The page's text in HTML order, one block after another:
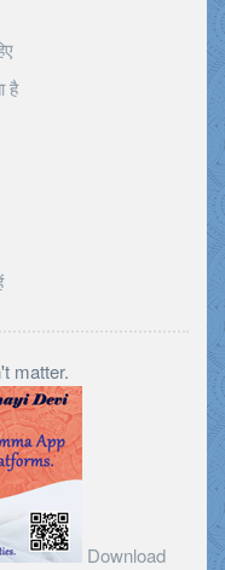
है
matter.
Download